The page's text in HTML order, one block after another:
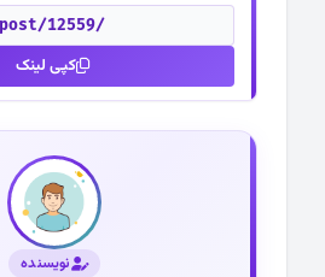
12559/
کپی لینک
نویسنده